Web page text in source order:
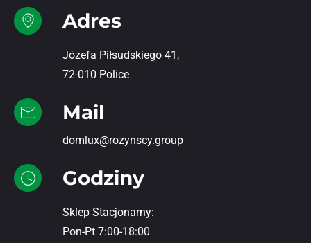
Adres
Józefa Piłsudskiego 41,
72-010 Police
Mail
domlux@rozynscy.group
Godziny
Sklep Stacjonarny:
Pon-Pt 7:00-18:00